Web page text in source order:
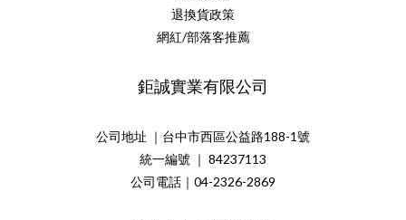
退換貨政策
網紅/部落客推薦
鉅誠實業有限公司
公司地址 ｜台中市西區公益路188-1號
統一編號 ｜ 84237113
公司電話｜04-2326-2869